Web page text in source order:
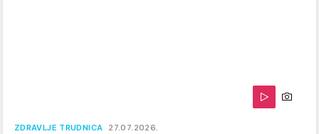
ZDRAVLJE TRUDNICA 27.07.2026.